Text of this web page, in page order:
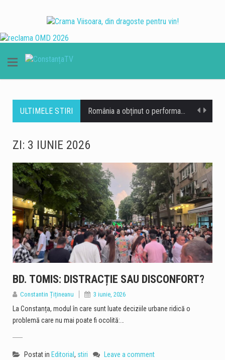
ULTIMELE STIRI România a obținut o performanță remarcabilă la ediția din 2026 a Olimpiadei Internaționale de Inteligență Artificială (IOAI), desfășurată în perioada 2–8 august, la Astana, în Republica Kazahstan. Lotul național a revenit cu opt medalii – trei de aur, două de argint și trei de bronz, iar România s-a clasat pe locul al patrulea în clasamentul final. La competiție au participat 471 de elevi din 108 țări, ceea ce transformă rezultatul obținut de elevii români într-o performanță importantă la nivel internațional. Printre performerii lotului național se află și Alexandru Thury-Burileanu, elev în clasa a XI-a B la Colegiul Național „Mircea cel Bătrân”…
Seceta își face tot mai mult simțite efectele în România, iar numărul comunităților afectate de lipsa apei este în creștere. Potrivit Administrației Naționale „Apele Române”, 133 de localități din 14 județe au în prezent restricții în alimentarea cu apă prin sistemele centralizate, pe fondul diminuării resurselor disponibile. Cele mai multe localități afectate se află în județele Neamț, cu 39 de localități, și Bihor, cu 30 de localități. Specialiștii Apele Române explică situația prin deficitul de precipitații și temperaturile ridicate din ultimele luni, care pun o presiune tot mai mare asupra resurselor de apă. Situația este deosebit de dificilă în Bihor, unde…
Probleme în stațiunea Mamaia, unde asfaltul s-a surpat îîn zona Hotelului Piccadilly. Surparea afectează banda 1 de circulație, iar echipajele de intervenție au fost solicitate pentru asigurarea măsurilor de prevenire și stingere a incendiilor (PSI). Șoferii care circulă prin zonă sunt sfătuiți să manifeste prudență și să adapteze viteza, având în vedere starea carosabilului. https://www.constantatv.ro/2026/08/06/generatia-zero-accidente-cnair-lanseaza-o-campanie-de-siguranta-rutiera-pentru-elevi/
Prima carte electronică de identitate va putea fi eliberată gratuit în continuare, după ce Guvernul a aprobat vineri un proiect de hotărâre prin care măsura este menținută pe perioada implementării proiectului finanțat prin Planul Național de Redresare și Reziliență (PNRR). Potrivit Guvernului, gratuitatea se aplică în limita fondurilor deja alocate și disponibile prin PNRR, fără alocarea unor fonduri suplimentare de la bugetul de stat. Măsura vizează eliberarea gratuită a primei cărți electronice de identitate pentru cetățenii eligibili, pe întreaga perioadă de implementare a proiectului „Stimularea adoptării cărții electronice de identitate de către cetățenii români”. În nota de fundamentare a proiectului…
Guvernul a aprobat, vineri, într-o ședință extraordinară convocată pe fondul dificultăților din sistemul energetic, un set de măsuri care îi permit Transelectrica să limiteze, în situații de urgență, consumul de energie electrică al unor consumatori din sectorul privat. Măsura ar putea fi aplicată în tranșe, numai dacă situația din sistemul electroenergetic o impune și există riscul ca siguranța Sistemului Electroenergetic Național să fie afectată. Operatorii vizați trebuie informați cu cel puțin 24 de ore înainte de aplicarea efectivă a măsurilor. Important este că măsura nu vizează consumatorii casnici. De asemenea, sunt exceptate de la limitare unitățile și consumatorii pentru care…
Comisariatul Județean pentru Protecția Consumatorilor Constanța a desfășurat, în perioada 3-7 august 2026, o serie de acțiuni de control în rândul operatorilor economici din județ. În cadrul verificărilor au fost controlați 133 de operatori economici, iar pentru abaterile constatate au fost aplicate amenzi în valoare totală de 259.000 de lei. Totodată, inspectorii au dispus oprirea definitivă de la comercializare a unor produse în valoare de 13.978 de lei și au aplicat cinci măsuri de oprire temporară a prestării serviciilor. Muște în spațiile de preparare și depuneri de grăsime Printre principalele nereguli constatate de comisarii CJPC Constanța s-au numărat probleme legate…
ZI: 3 IUNIE 2026
BD. TOMIS: DISTRACȚIE SAU DISCONFORT?
Constantin Țițineanu 3 iunie, 2026
La Constanța, modul în care sunt luate deciziile urbane ridică o
problemă care nu mai poate fi ocolită:…
Postat in Editorial , stiri Leave a comment